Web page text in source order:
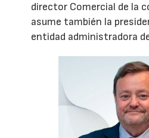
director Comercial de la
asume también la
entidad administradora